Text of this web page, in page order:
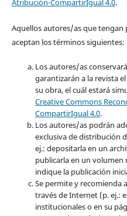
Atribución-CompartirIgual 4.0.
Aquellos autores/as que tengan
aceptan los términos siguientes:
Los autores/as
garantizarán a la revista
su obra, el cuál estará
Creative Commons
CompartirIgual 4.0.
Los autores/as podrán
exclusiva de distribución
ej.: depositarla en un
publicarla en un
indique la publicación
Se permite y recomienda
través de Internet (p. ej.:
institucionales o en su